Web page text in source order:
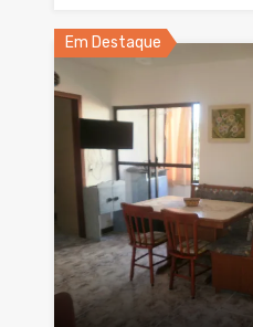
Em Destaque